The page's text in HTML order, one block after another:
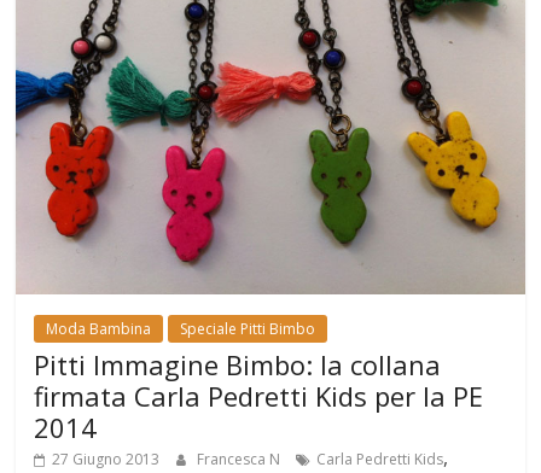
Moda Bambina Speciale Pitti Bimbo
Pitti Immagine Bimbo: la collana
firmata Carla Pedretti Kids per la PE
2014
27 Giugno 2013 Francesca N Carla Pedretti Kids,